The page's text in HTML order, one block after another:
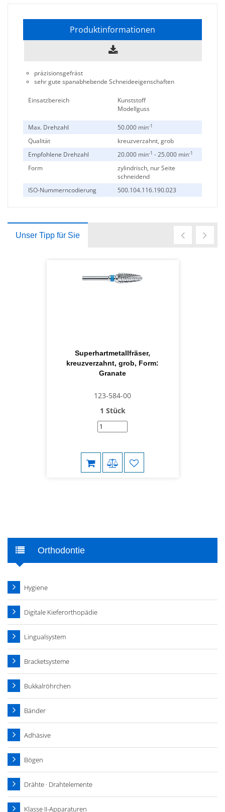
Produktinformationen
präzisionsgefräst
sehr gute spanabhebende Schneideeigenschaften
Einsatzbereich
Kunststoff
Modellguss
Max. Drehzahl 50.000 min-1
Qualität
kreuzverzahnt, grob
Empfohlene Drehzahl
20.000 min-1 - 25.000 min-1
Form
zylindrisch, nur Seite
schneidend
ISO-Nummerncodierung
500.104.116.190.023
Unser Tipp für Sie
Superhartmetallfräser,
kreuzverzahnt, grob, Form:
Granate
123-584-00
1 Stück
Orthodontie
Hygiene
Digitale Kieferorthopädie
Lingualsystem
Bracketsysteme
Bukkalröhrchen
Bänder
Adhäsive
Bögen
Drähte · Drahtelemente
Klasse II-Apparaturen